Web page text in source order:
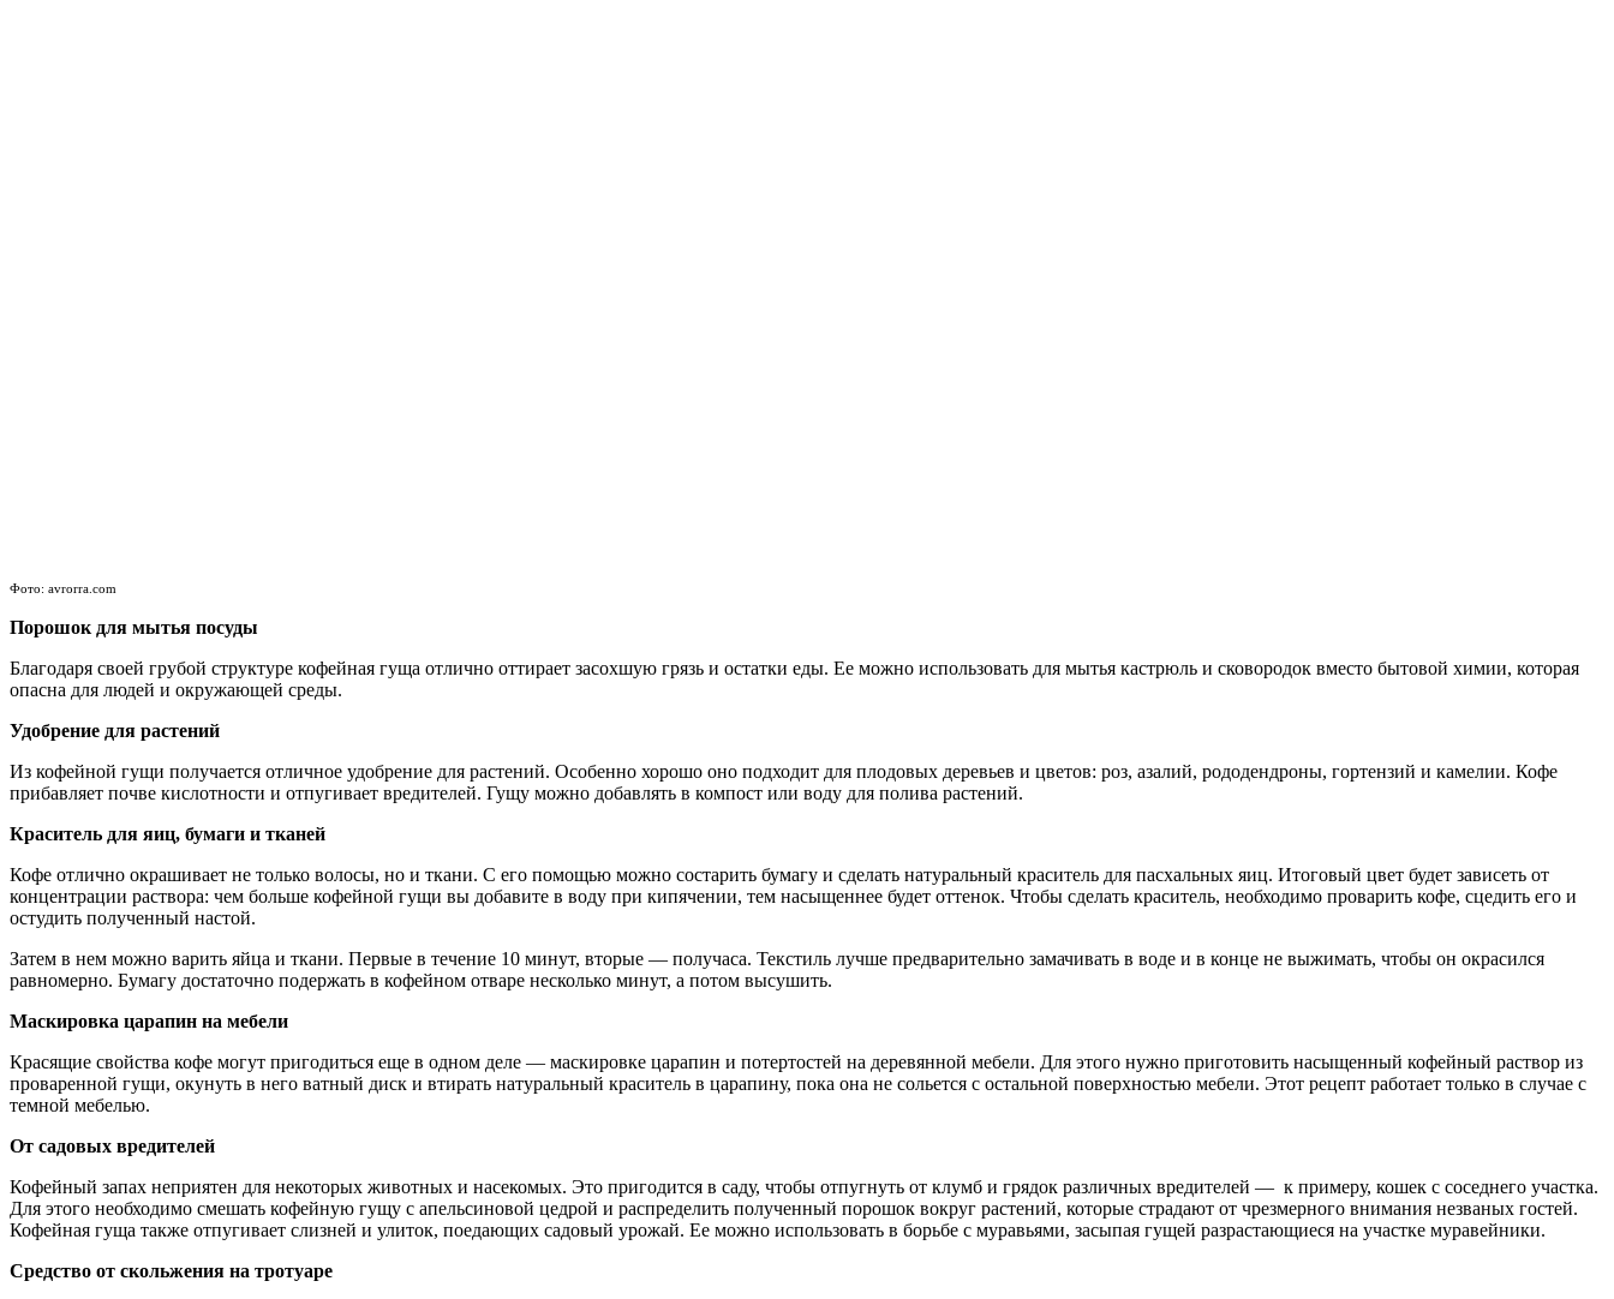
Фото: avrorra.com
Порошок для мытья посуды
Благодаря своей грубой структуре кофейная гуща отлично оттирает засохшую грязь и остатки еды. Ее можно использовать для мытья кастрюль и сковородок вместо бытовой химии, которая
опасна для людей и окружающей среды.
Удобрение для растений
Из кофейной гущи получается отличное удобрение для растений. Особенно хорошо оно подходит для плодовых деревьев и цветов: роз, азалий, рододендроны, гортензий и камелии. Кофе
прибавляет почве кислотности и отпугивает вредителей. Гущу можно добавлять в компост или воду для полива растений.
Краситель для яиц, бумаги и тканей
Кофе отлично окрашивает не только волосы, но и ткани. С его помощью можно состарить бумагу и сделать натуральный краситель для пасхальных яиц. Итоговый цвет будет зависеть от
концентрации раствора: чем больше кофейной гущи вы добавите в воду при кипячении, тем насыщеннее будет оттенок. Чтобы сделать краситель, необходимо проварить кофе, сцедить его и
остудить полученный настой.
Затем в нем можно варить яйца и ткани. Первые в течение 10 минут, вторые — получаса. Текстиль лучше предварительно замачивать в воде и в конце не выжимать, чтобы он окрасился
равномерно. Бумагу достаточно подержать в кофейном отваре несколько минут, а потом высушить.
Маскировка царапин на мебели
Красящие свойства кофе могут пригодиться еще в одном деле — маскировке царапин и потертостей на деревянной мебели. Для этого нужно приготовить насыщенный кофейный раствор из
проваренной гущи, окунуть в него ватный диск и втирать натуральный краситель в царапину, пока она не сольется с остальной поверхностью мебели. Этот рецепт работает только в случае с
темной мебелью.
От садовых вредителей
Кофейный запах неприятен для некоторых животных и насекомых. Это пригодится в саду, чтобы отпугнуть от клумб и грядок различных вредителей — к примеру, кошек с соседнего участка.
Для этого необходимо смешать кофейную гущу с апельсиновой цедрой и распределить полученный порошок вокруг растений, которые страдают от чрезмерного внимания незваных гостей.
Кофейная гуща также отпугивает слизней и улиток, поедающих садовый урожай. Ее можно использовать в борьбе с муравьями, засыпая гущей разрастающиеся на участке муравейники.
Средство от скольжения на тротуаре